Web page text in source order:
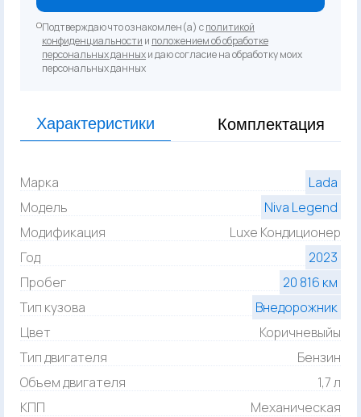
Подтверждаю что ознакомлен(а) сполитикой
конфиденциальности и положением об обработке
персональных данныхи даю согласие на обработку моих
персональных данных
Характеристики Комплектация
Марка
Lada
Модель
Niva Legend
Модификация
Luxe Кондиционер
Год
2023
Пробег
20 816 км
Тип кузова
Внедорожник
Цвет
Коричневыйы
Тип двигателя
Бензин
Объем двигателя
1,7 л
КПП
Механическая